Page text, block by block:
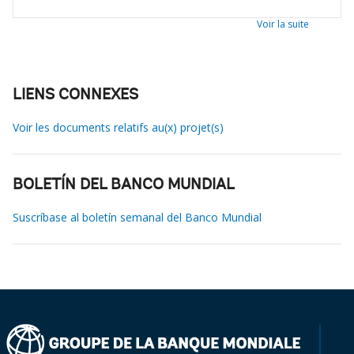
Voir la suite
LIENS CONNEXES
Voir les documents relatifs au(x) projet(s)
BOLETÍN DEL BANCO MUNDIAL
Suscríbase al boletín semanal del Banco Mundial